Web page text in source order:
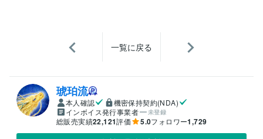
一覧に戻る
琥珀流
本人確認
機密保持契約(NDA)
インボイス発行事業者
未登録
総販売実績22,121評価 5.0フォロワー1,729